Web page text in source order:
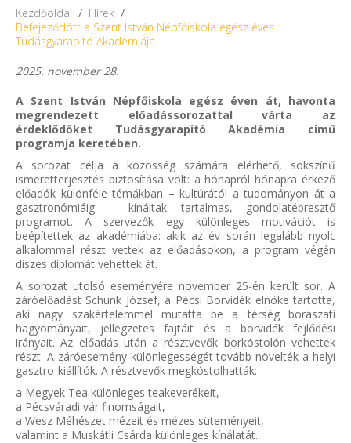
Kezdőoldal / Hírek /
Befejeződött a Szent István Népfőiskola egész éves
Tudásgyarapító Akadémiája
2025. november 28.
A Szent István Népfőiskola egész éven át, havonta
megrendezett előadássorozattal várta az
érdeklődőket Tudásgyarapító Akadémia című
programja keretében.
A sorozat célja a közösség számára elérhető, sokszínű
ismeretterjesztés biztosítása volt: a hónapról hónapra érkező
előadók különféle témákban – kultúrától a tudományon át a
gasztronómiáig – kínáltak tartalmas, gondolatébresztő
programot. A szervezők egy különleges motivációt is
beépítettek az akadémiába: akik az év során legalább nyolc
alkalommal részt vettek az előadásokon, a program végén
díszes diplomát vehettek át.
A sorozat utolsó eseményére november 25-én került sor. A
záróelőadást Schunk József, a Pécsi Borvidék elnöke tartotta,
aki nagy szakértelemmel mutatta be a térség borászati
hagyományait, jellegzetes fajtáit és a borvidék fejlődési
irányait. Az előadás után a résztvevők borkóstolón vehettek
részt. A záróesemény különlegességét tovább növelték a helyi
gasztro-kiállítók. A résztvevők megkóstolhatták:
a Megyek Tea különleges teakeverékeit,
a Pécsváradi vár finomságait,
a Wesz Méhészet mézeit és mézes süteményeit,
valamint a Muskátli Csárda különleges kínálatát.